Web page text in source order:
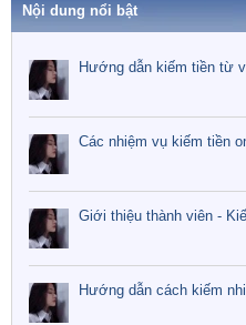
Nội dung nổi bật
Hướng dẫn kiếm tiền từ
Các nhiệm vụ kiếm tiền
Giới thiệu thành viên -
Hướng dẫn cách kiếm